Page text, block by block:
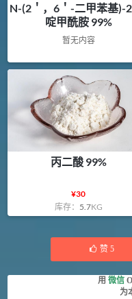
N-(2＇，6＇-二甲苯基)-
啶甲酰胺 99%
暂无内容
丙二酸 99%
¥30
库存： 5.7KG
赞 5
用 微信
为